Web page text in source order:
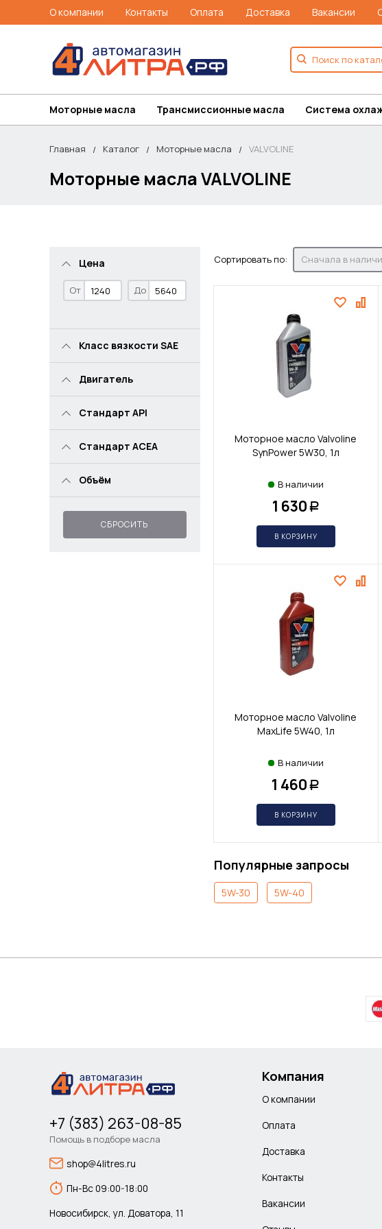
О компании Контакты Оплата Доставка Вакансии
Моторные масла Трансмиссионные масла Система
Главная Каталог Моторные масла VALVOLINE
Моторные масла VALVOLINE
Цена
От До
Класс вязкости SAE
Двигатель
Стандарт API
Стандарт ACEA
Объём
СБРОСИТЬ
Сортировать по: Сначала в
Моторное масло Valvoline
SynPower 5W30, 1л
В наличии
1 630 Р
В КОРЗИНУ
Моторное масло Valvoline
MaxLife 5W40, 1л
В наличии
1 460 Р
В КОРЗИНУ
Популярные запросы
5W-30 5W-40
+7 (383) 263-08-85
Помощь в подборе масла
shop@4litres.ru
Пн-Вс 09:00-18:00
Новосибирск, ул. Доватора, 11
Компания
О компании
Оплата
Доставка
Контакты
Вакансии